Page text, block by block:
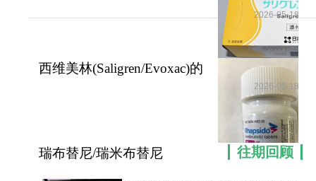
西维美林(Saligren/Evoxac)的
2026-05-18
瑞布替尼/瑞米布替尼
2026-05-18
往期回顾